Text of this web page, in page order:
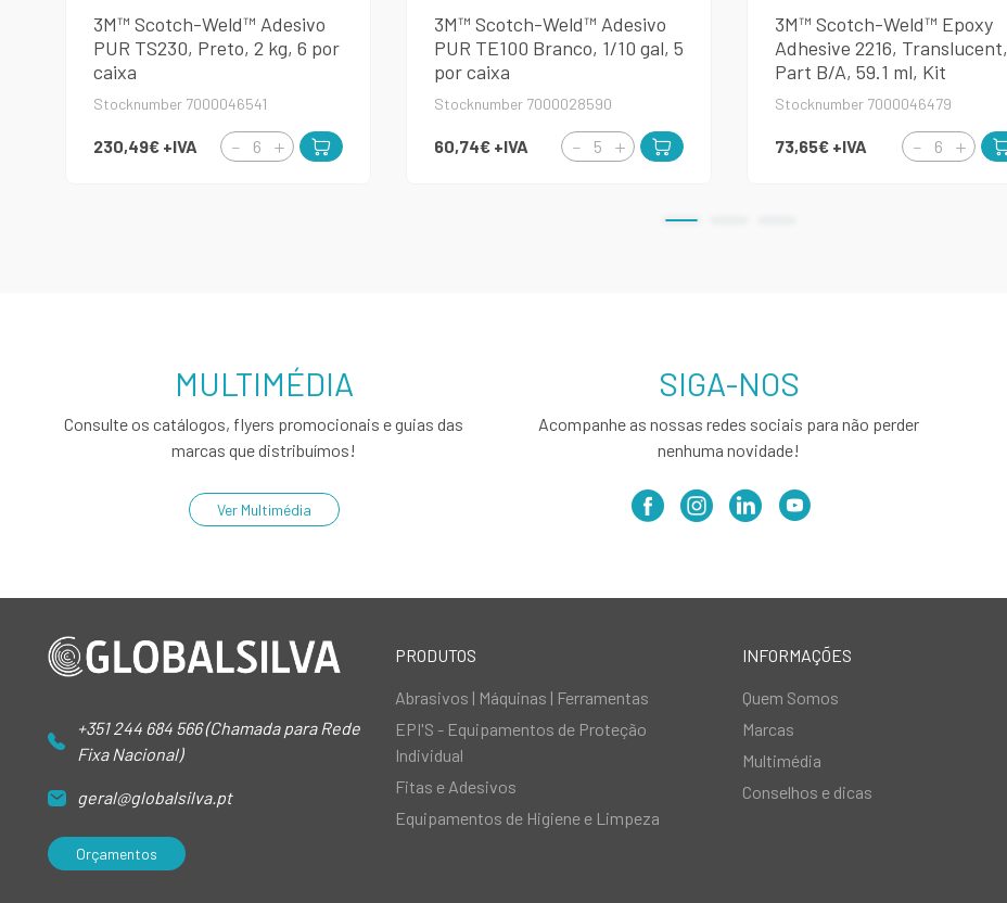
3M™ Scotch-Weld™ Adesivo
PUR TS230, Preto, 2 kg, 6 por
caixa
Stocknumber 7000046541
230,49€ +IVA
3M™ Scotch-Weld™ Adesivo
PUR TE100 Branco, 1/10 gal, 5
por caixa
Stocknumber 7000028590
60,74€ +IVA
3M™ Scotch-Weld™ Epoxy
Adhesive 2216, Translucent,
Part B/A, 59.1 ml, Kit
Stocknumber 7000046479
73,65€ +IVA
MULTIMÉDIA
Consulte os catálogos, flyers promocionais e guias das
marcas que distribuímos!
Ver Multimédia
SIGA-NOS
Acompanhe as nossas redes sociais para não perder
nenhuma novidade!
+351 244 684 566 (Chamada para Rede
Fixa Nacional)
geral@globalsilva.pt
Orçamentos
PRODUTOS
Abrasivos | Máquinas | Ferramentas
EPI'S - Equipamentos de Proteção
Individual
Fitas e Adesivos
Equipamentos de Higiene e Limpeza
INFORMAÇÕES
Quem Somos
Marcas
Multimédia
Conselhos e dicas